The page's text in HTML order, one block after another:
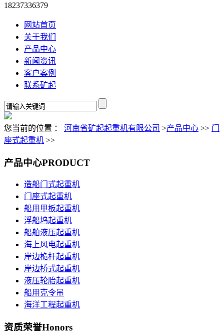
18237336379
网站首页
关于我们
产品中心
新闻资讯
客户案例
联系矿起
您当前的位置 ： 河南省矿起起重机有限公司 >产品中心 >> 门
座式起重机 >>
产品中心PRODUCT
造船门式起重机
门座式起重机
船用甲板起重机
浮船坞起重机
船舶液压起重机
海上风电起重机
岸边桅杆起重机
岸边桥式起重机
液压轮胎起重机
船用克令吊
海洋工程起重机
资质荣誉Honors